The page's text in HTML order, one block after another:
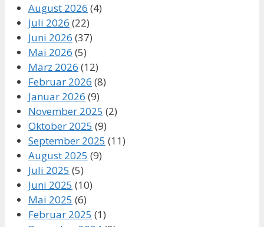
August 2026 (4)
Juli 2026 (22)
Juni 2026 (37)
Mai 2026 (5)
März 2026 (12)
Februar 2026 (8)
Januar 2026 (9)
November 2025 (2)
Oktober 2025 (9)
September 2025 (11)
August 2025 (9)
Juli 2025 (5)
Juni 2025 (10)
Mai 2025 (6)
Februar 2025 (1)